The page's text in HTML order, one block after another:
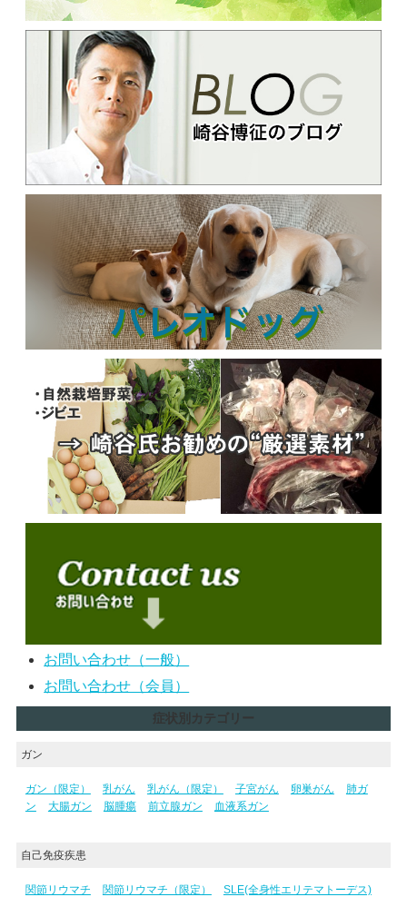
お問い合わせ（一般）
お問い合わせ（会員）
症状別カテゴリー
ガン
ガン（限定） 乳がん 乳がん（限定） 子宮がん 卵巣がん
肺ガ
ン
大腸ガン 脳腫瘍 前立腺ガン 血液系ガン
自己免疫疾患
関節リウマチ 関節リウマチ（限定）
SLE(全身性エリテマトーデス)